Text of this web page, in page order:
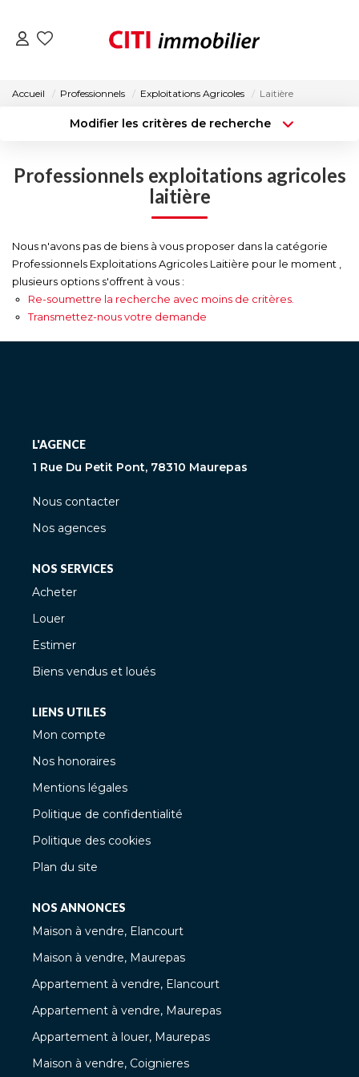
LOCATIONS
ESTIMATION
NOS AGENCES
ACTUALITÉS
CONTACT
Accueil Professionnels Exploitations Agricoles Laitière
Modifier les critères de recherche
Type de bien
Créer une alerte
Professionnels exploitations agricoles
laitière
Nous n'avons pas de biens à vous proposer dans la catégorie
Professionnels Exploitations Agricoles Laitière pour le moment ,
plusieurs options s'offrent à vous :
Re-soumettre la recherche avec moins de critères.
Transmettez-nous votre demande
L'AGENCE
1 Rue Du Petit Pont, 78310 Maurepas
Nous contacter
Nos agences
NOS SERVICES
Acheter
Louer
Estimer
Biens vendus et loués
LIENS UTILES
Mon compte
Nos honoraires
Mentions légales
Politique de confidentialité
Politique des cookies
Plan du site
NOS ANNONCES
Maison à vendre, Elancourt
Maison à vendre, Maurepas
Appartement à vendre, Elancourt
Appartement à vendre, Maurepas
Appartement à louer, Maurepas
Maison à vendre, Coignieres